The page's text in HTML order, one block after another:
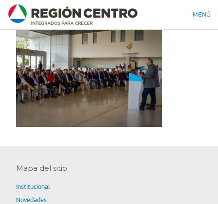
MENÚ
Mapa del sitio
Institucional
Novedades